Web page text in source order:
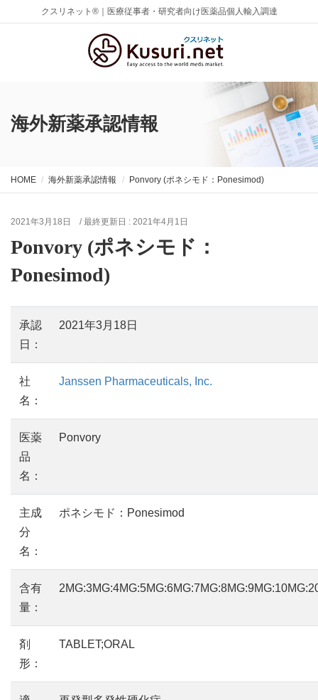
クスリネット®｜医療従事者・研究者向け医薬品個人輸入調達
海外新薬承認情報
HOME 海外新薬承認情報 Ponvory (ポネシモド：Ponesimod)
2021年3月18日 / 最終更新日 : 2021年4月1日
Ponvory (ポネシモド：
Ponesimod)
承認
日：
2021年3月18日
社
名：
Janssen Pharmaceuticals, Inc.
医薬
品
名：
Ponvory
主成
分
名：
ポネシモド：Ponesimod
含有
量：
剤
形：
TABLET;ORAL